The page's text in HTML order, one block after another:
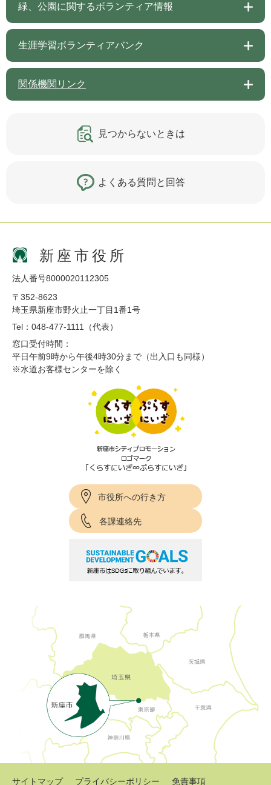
緑、公園に関するボランティア情報
生涯学習ボランティアバンク
関係機関リンク
見つからないときは
よくある質問と回答
新座市役所
法人番号8000020112305
〒352-8623
埼玉県新座市野火止一丁目1番1号
Tel：048-477-1111（代表）
窓口受付時間：
平日午前9時から午後4時30分まで（出入口も同様）
※水道お客様センターを除く
市役所への行き方
各課連絡先
サイトマップ プライバシーポリシー 免責事項